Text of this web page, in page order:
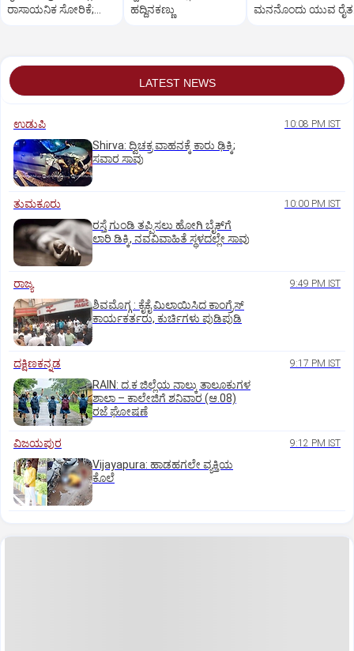
ರಾಸಾಯನಿಕ ಸೋರಿಕೆ;
ಹದ್ದಿನಕಣ್ಣು
ಮನನೊಂದು ಯುವ ರೈತ
LATEST NEWS
ಉಡುಪಿ 10:08 PM IST
Shirva: ದ್ವಿಚಕ್ರ ವಾಹನಕ್ಕೆ ಕಾರು ಢಿಕ್ಕಿ;
ಸವಾರ ಸಾವು
ತುಮಕೂರು 10:00 PM IST
ರಸ್ತೆ ಗುಂಡಿ ತಪ್ಪಿಸಲು ಹೋಗಿ ಬೈಕ್‌ಗೆ
ಲಾರಿ ಡಿಕ್ಕಿ, ನವವಿವಾಹಿತೆ ಸ್ಥಳದಲ್ಲೇ ಸಾವು
ರಾಜ್ಯ 9:49 PM IST
ಶಿವಮೊಗ್ಗ : ಕೈಕೈ ಮಿಲಾಯಿಸಿದ ಕಾಂಗ್ರೆಸ್
ಕಾರ್ಯಕರ್ತರು, ಕುರ್ಚಿಗಳು ಪುಡಿಪುಡಿ
ದಕ್ಷಿಣಕನ್ನಡ 9:17 PM IST
RAIN: ದ.ಕ ಜಿಲ್ಲೆಯ ನಾಲ್ಕು ತಾಲೂಕುಗಳ
ಶಾಲಾ – ಕಾಲೇಜಿಗೆ ಶನಿವಾರ (ಆ.08)
ರಜೆ ಘೋಷಣೆ
ವಿಜಯಪುರ 9:12 PM IST
Vijayapura: ಹಾಡಹಗಲೇ ವ್ಯಕ್ತಿಯ
ಕೊಲೆ